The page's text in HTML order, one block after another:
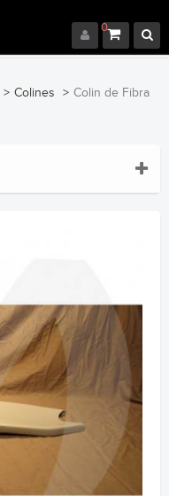
0
> Colines > Colin de Fibra